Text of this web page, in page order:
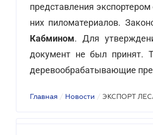
представления
них пиломатериалов.
Кабмином. Для
документ не был принят.
деревообрабатывающие
Главная / Новости / ЭКСПОРТ